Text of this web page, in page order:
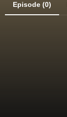
Episode (0)